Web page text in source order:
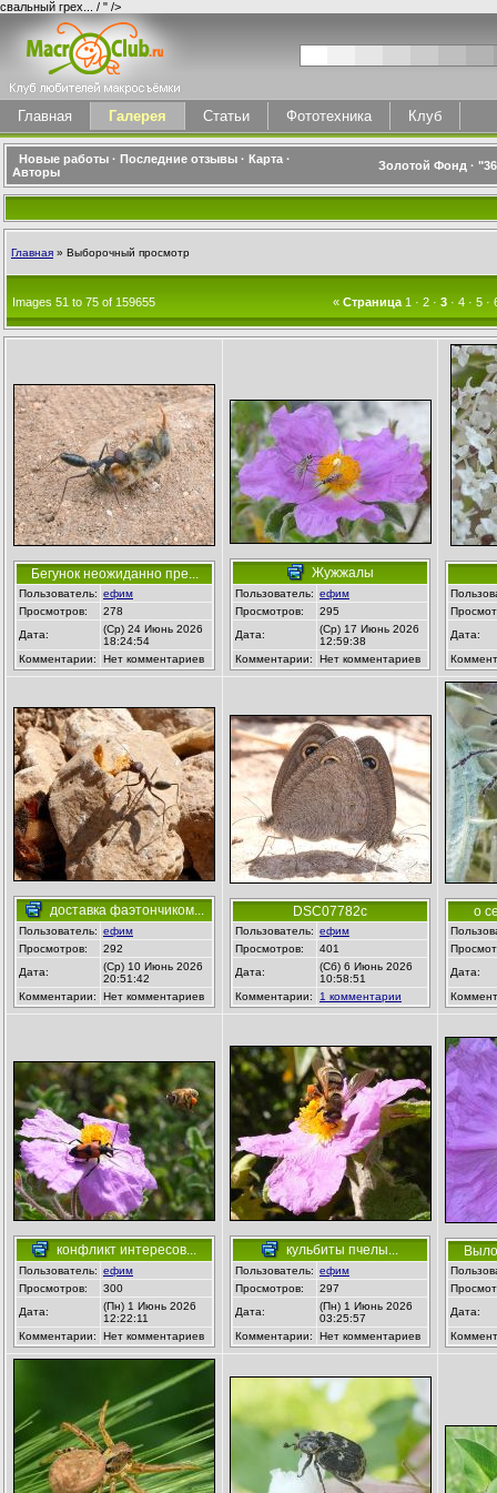
свальный грех... / " />
Главная Галерея Статьи Фототехника Клуб
Новые работы · Последние отзывы · Карта ·
Авторы
Золотой Фонд ·
Главная » Выборочный просмотр
Images 51 to 75 of 159655 « Страница 1 · 2· 3· 4· 5·
Бегунок неожиданно пре...
Пользователь: ефим
Просмотров:
278
Дата:
(Ср) 24 Июнь 2026
18:24:54
Комментарии:
Нет комментариев
Жужжалы
Пользователь: ефим
Просмотров:
295
Дата:
(Ср) 17 Июнь 2026
12:59:38
Комментарии:
Нет комментариев
Дата:
доставка фаэтончиком...
Пользователь: ефим
Просмотров:
292
Дата:
(Ср) 10 Июнь 2026
20:51:42
Комментарии:
Нет комментариев
DSC07782c
Пользователь: ефим
Просмотров:
401
Дата:
(Сб) 6 Июнь 2026
10:58:51
Комментарии:
1 комментарии
о
Дата:
конфликт интересов...
Пользователь: ефим
Просмотров:
300
Дата:
(Пн) 1 Июнь 2026
12:22:11
Комментарии:
Нет комментариев
кульбиты пчелы...
Пользователь: ефим
Просмотров:
297
Дата:
(Пн) 1 Июнь 2026
03:25:57
Комментарии:
Нет комментариев
Дата: